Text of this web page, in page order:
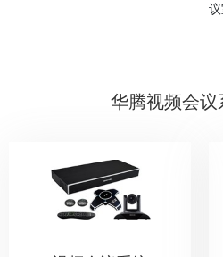
议
华腾视频会议